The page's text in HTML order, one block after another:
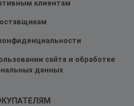
клиентам
сайта и обработке
данных